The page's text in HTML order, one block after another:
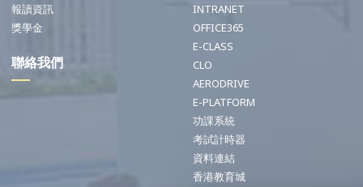
報讀資訊
獎學金
聯絡我們
INTRANET
OFFICE365
E-CLASS
CLO
AERODRIVE
E-PLATFORM
功課系統
考試計時器
資料連結
香港教育城